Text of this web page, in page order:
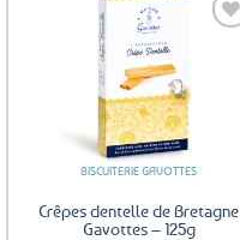
BISCUITERIE GAVOTTES
Crêpes dentelle de Bretagne
Gavottes – 125g